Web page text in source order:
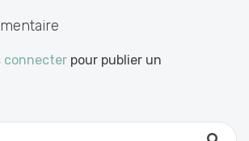
connecter pour publier un